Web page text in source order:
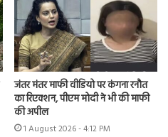
जंतर मंतर माफी वीडियो पर कंगना रनौत
का रिएक्शन, पीएम मोदी ने भी की माफी
की अपील
1 August 2026 - 4:12 PM